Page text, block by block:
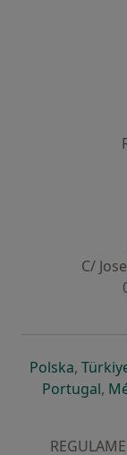
C/
Polskaabre
,
Portugal,